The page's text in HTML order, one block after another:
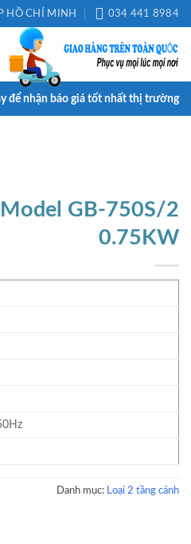
HỒ CHÍ MINH 034 441 8984
để nhận báo giá tốt nhất thị trường
GB-750S/2
0.75KW
Danh mục: Loại 2 tầng cánh